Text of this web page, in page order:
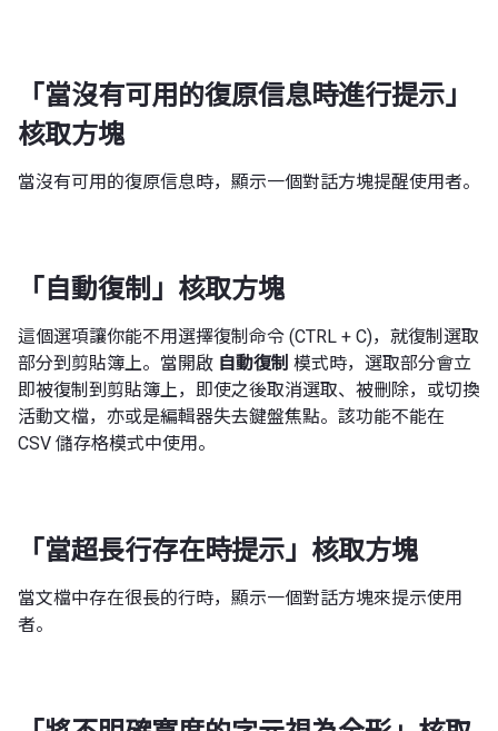
「當沒有可用的復原信息時進行提示」
核取方塊
當沒有可用的復原信息時，顯示一個對話方塊提醒使用者。
「自動復制」核取方塊
這個選項讓你能不用選擇復制命令 (CTRL + C)，就復制選取
部分到剪貼簿上。當開啟 自動復制 模式時，選取部分會立
即被復制到剪貼簿上，即使之後取消選取、被刪除，或切換
活動文檔，亦或是編輯器失去鍵盤焦點。該功能不能在
CSV 儲存格模式中使用。
「當超長行存在時提示」核取方塊
當文檔中存在很長的行時，顯示一個對話方塊來提示使用
者。